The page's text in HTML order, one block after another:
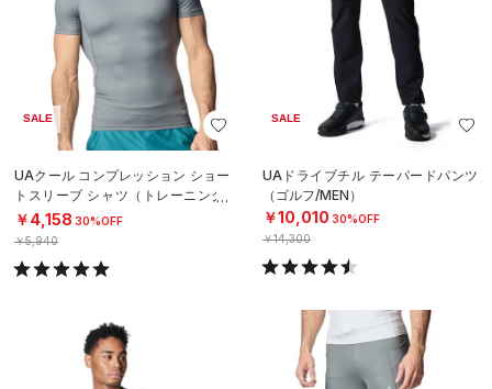
SALE
UAクール コンプレッション ショー
トスリーブ シャツ（トレーニング/
MEN）
￥4,158 30%OFF
￥5,940
SALE
UAドライブチル テーパードパンツ
（ゴルフ/MEN）
￥10,010 30%OFF
￥14,300